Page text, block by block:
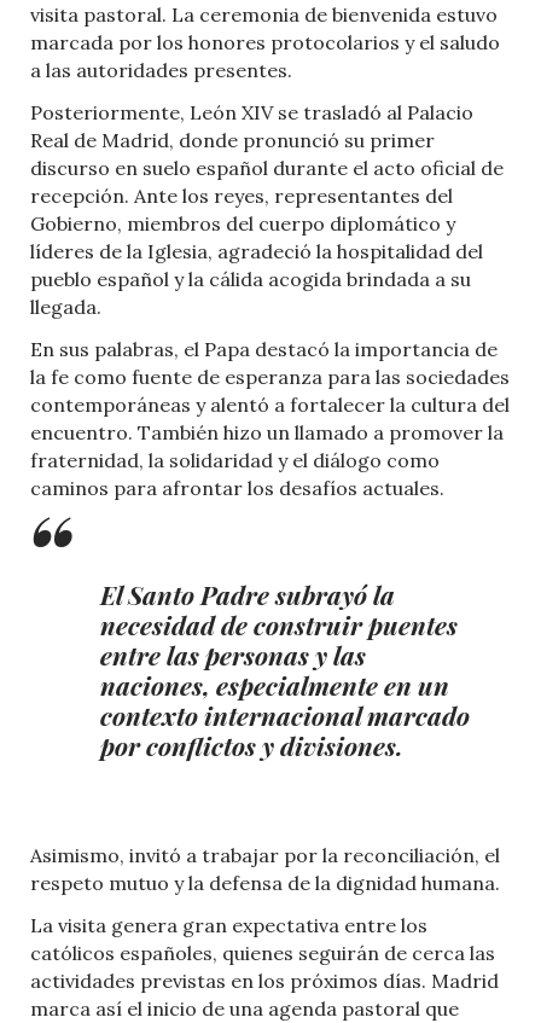
visita pastoral. La ceremonia de bienvenida estuvo
marcada por los honores protocolarios y el saludo
a las autoridades presentes.
Posteriormente, León XIV se trasladó al Palacio
Real de Madrid, donde pronunció su primer
discurso en suelo español durante el acto oficial de
recepción. Ante los reyes, representantes del
Gobierno, miembros del cuerpo diplomático y
líderes de la Iglesia, agradeció la hospitalidad del
pueblo español y la cálida acogida brindada a su
llegada.
En sus palabras, el Papa destacó la importancia de
la fe como fuente de esperanza para las sociedades
contemporáneas y alentó a fortalecer la cultura del
encuentro. También hizo un llamado a promover la
fraternidad, la solidaridad y el diálogo como
caminos para afrontar los desafíos actuales.
El Santo Padre subrayó la
necesidad de construir puentes
entre las personas y las
naciones, especialmente en un
contexto internacional marcado
por conflictos y divisiones.
Asimismo, invitó a trabajar por la reconciliación, el
respeto mutuo y la defensa de la dignidad humana.
La visita genera gran expectativa entre los
católicos españoles, quienes seguirán de cerca las
actividades previstas en los próximos días. Madrid
marca así el inicio de una agenda pastoral que